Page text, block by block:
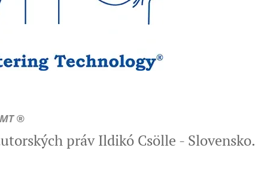
®
práv Ildikó Csölle - Slovensko.